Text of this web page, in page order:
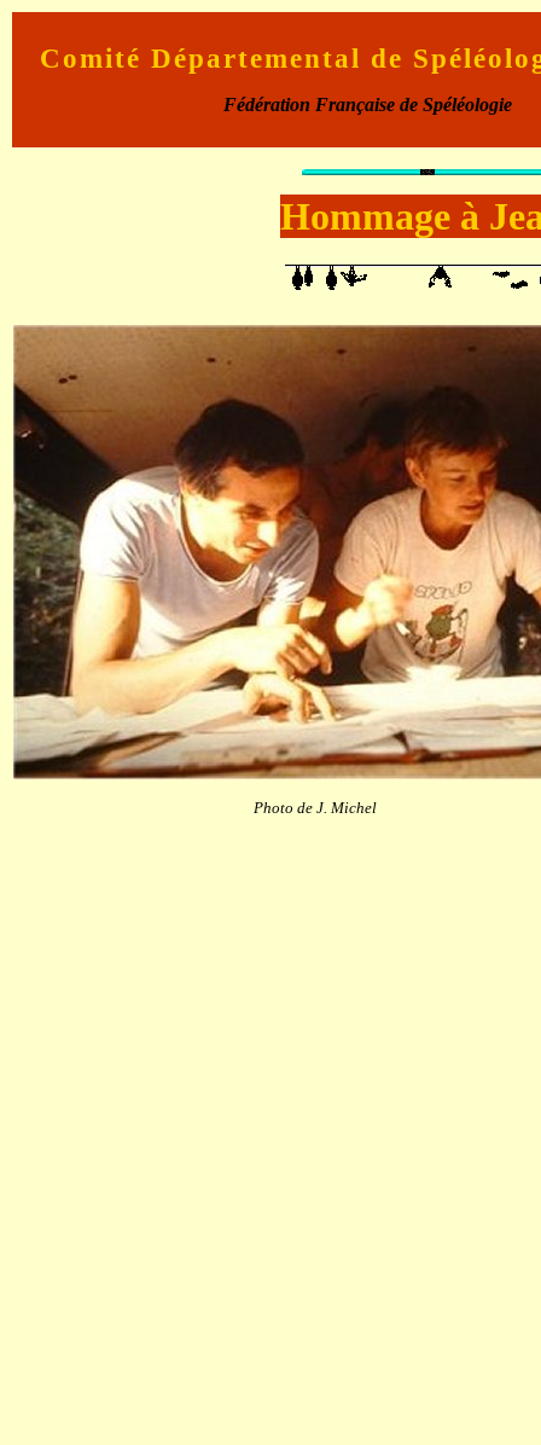
Comité Départemental de
Fédération Française de Spéléologie
Hommage à
Photo de J. Michel